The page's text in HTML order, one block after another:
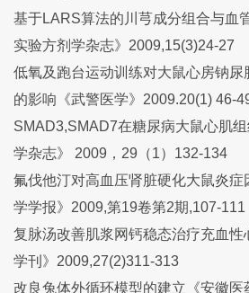
基于LARS算法的川芎成分组合与血
实验方剂学杂志》2009,15(3)24-27
低氧及跑台运动训练对大鼠心房钠尿
的影响《武警医学》2009.20(1) 46-
SMAD3,SMAD7在糖尿病大鼠心肌
学杂志》 2009，29（1）132-134
氟伐他汀对高血压肾脏硬化大鼠炎症
学学报》2009,第19卷第2期,107-111
复脉汤改善肌浆网钙稳态治疗充血
学刊》2009,27(2)311-313
改良兔体外循环模型的建立《安徽